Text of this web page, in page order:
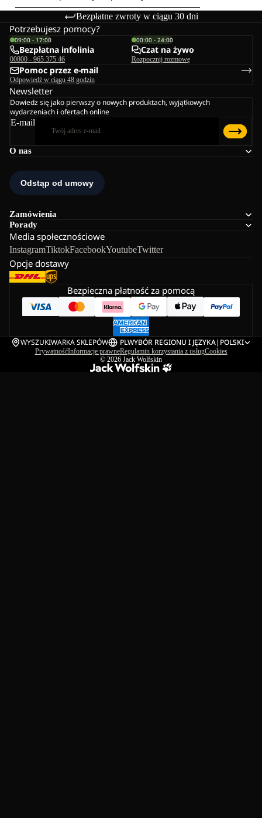
Bezpłatne zwroty w ciągu 30 dni
O nas
Zamówienia
Porady
Media społecznościowe
InstagramTiktokFacebookYoutubeTwitter
Opcje dostawy
Potrzebujesz pomocy?
09:00 - 17:00
Bezpłatna infolinia
00800 - 965 375 46
00:00 - 24:00
Czat na żywo
Rozpocznij rozmowę
Pomoc przez e-mail
Odpowiedź w ciągu 48 godzin
Newsletter
Dowiedz się jako pierwszy o nowych produktach, wyjątkowych
wydarzeniach i ofertach online
E-mail
Bezpieczna płatność za pomocą
WYSZUKIWARKA SKLEPÓW PLWYBÓR REGIONU I JĘZYKA| POLSKI
PrywatnośćInformacje prawneRegulamin korzystania z usługCookies
© 2026 Jack Wolfskin